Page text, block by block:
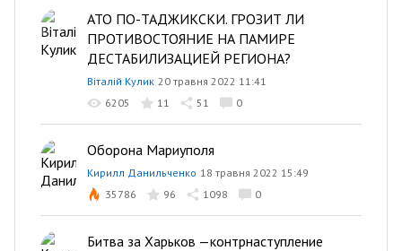
АТО ПО-ТАДЖИКСКИ. ГРОЗИТ ЛИ
ПРОТИВОСТОЯНИЕ НА ПАМИРЕ
ДЕСТАБИЛИЗАЦИЕЙ РЕГИОНА?
Віталій Кулик 20 травня 2022 11:41
6205
11 51 0
Оборона Мариуполя
Кирилл Данильченко 18 травня 2022 15:49
35786
96 1098 0
Битва за Харьков —контрнаступление